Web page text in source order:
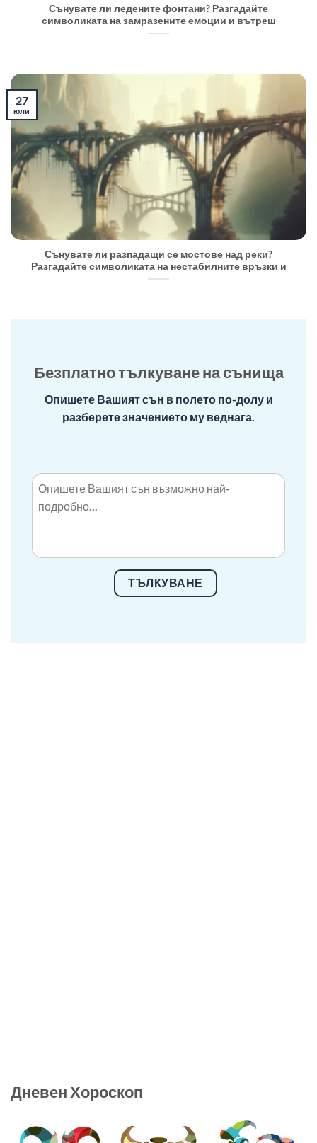
Сънувате ли ледените фонтани? Разгадайте
символиката на замразените емоции и вътреш
Сънувате ли разпадащи се мостове над реки?
Разгадайте символиката на нестабилните връзки и
27
юли
Безплатно тълкуване на сънища
Опишете Вашият сън в полето по-долу и
разберете значението му веднага.
ТЪЛКУВАНЕ
Дневен Хороскоп